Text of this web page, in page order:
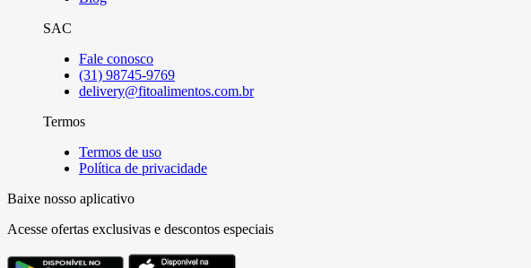
SAC
Fale conosco
(31) 98745-9769
delivery@fitoalimentos.com.br
Termos
Termos de uso
Política de privacidade
Baixe nosso aplicativo
Acesse ofertas exclusivas e descontos especiais